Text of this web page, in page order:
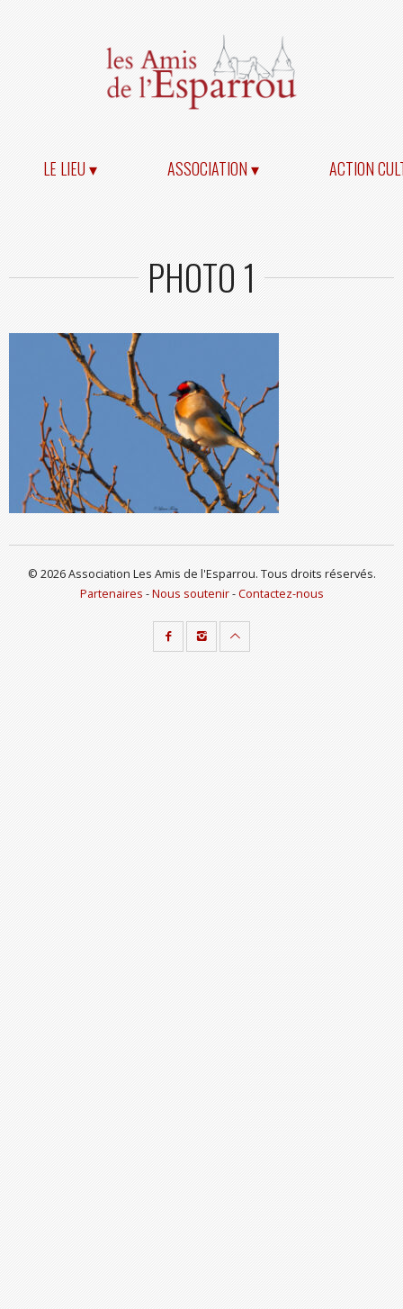
LE LIEU ▾ ASSOCIATION ▾ ACTION
PHOTO 1
© 2026 Association Les Amis de l'Esparrou. Tous droits réservés.
Partenaires -Nous soutenir-Contactez-nous